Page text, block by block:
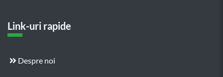
Link-uri rapide
Despre noi